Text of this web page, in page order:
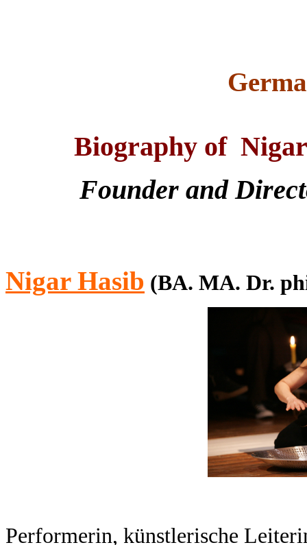
Biography of
Founder and
Nigar Hasib (BA. MA. Dr.
Performerin, künstlerische